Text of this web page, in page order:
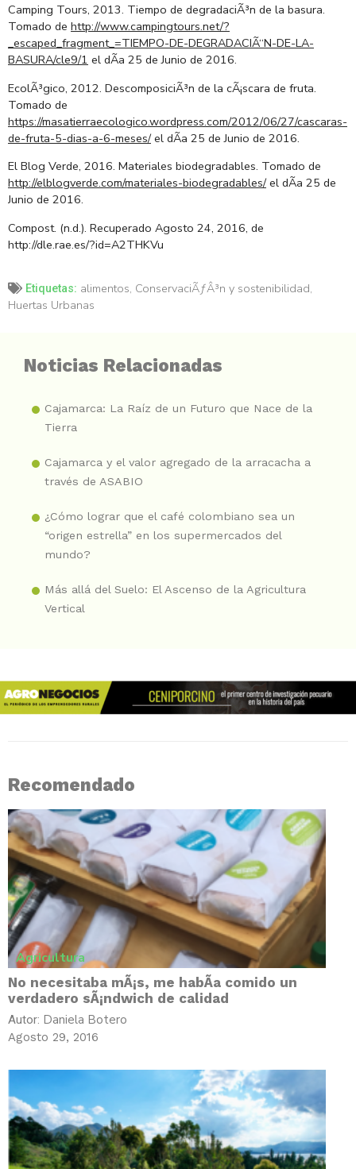
Camping Tours, 2013. Tiempo de degradaciÃ³n de la basura.
Tomado de http://www.campingtours.net/?
_escaped_fragment_=TIEMPO-DE-DEGRADACIÃ“N-DE-LA-
BASURA/cle9/1 el dÃ­a 25 de Junio de 2016.
EcolÃ³gico, 2012. DescomposiciÃ³n de la cÃ¡scara de fruta.
Tomado de
https://masatierraecologico.wordpress.com/2012/06/27/cascaras-
de-fruta-5-dias-a-6-meses/el dÃ­a 25 de Junio de 2016.
El Blog Verde, 2016. Materiales biodegradables. Tomado de
http://elblogverde.com/materiales-biodegradables/el dÃ­a 25 de
Junio de 2016.
Compost. (n.d.). Recuperado Agosto 24, 2016, de
http://dle.rae.es/?id=A2THKVu
Etiquetas: alimentos, ConservaciÃƒÂ³n y sostenibilidad,
Huertas Urbanas
Noticias Relacionadas
Cajamarca: La Raíz de un Futuro que Nace de la
Tierra
Cajamarca y el valor agregado de la arracacha a
través de ASABIO
¿Cómo lograr que el café colombiano sea un
“origen estrella” en los supermercados del
mundo?
Más allá del Suelo: El Ascenso de la Agricultura
Vertical
Recomendado
Agricultura
No necesitaba mÃ¡s, me habÃ­a comido un
verdadero sÃ¡ndwich de calidad
Autor: Daniela Botero
Agosto 29, 2016